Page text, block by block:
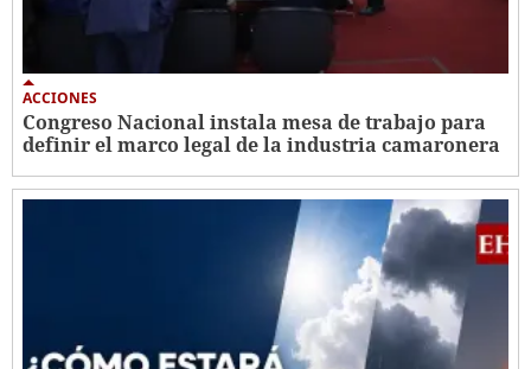
ACCIONES
Congreso Nacional instala mesa de trabajo para
definir el marco legal de la industria camaronera